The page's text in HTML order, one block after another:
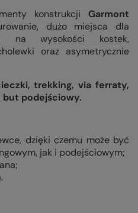
konstrukcji Garmont
dużo miejsca dla
na wysokości kostek,
oraz asymetrycznie
trekking, via ferraty,
but podejściowy.
dzięki czemu może być
jak i podejściowym;